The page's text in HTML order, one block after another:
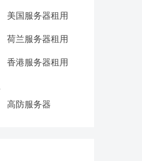
美国服务器租用
荷兰服务器租用
香港服务器租用
高防服务器